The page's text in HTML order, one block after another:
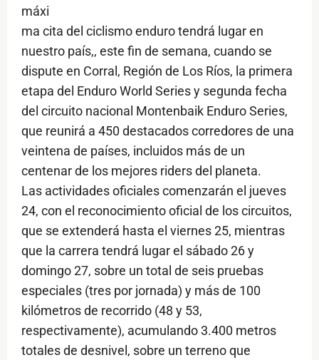
máxi
ma cita del ciclismo enduro tendrá lugar en
nuestro país,, este fin de semana, cuando se
dispute en Corral, Región de Los Ríos, la primera
etapa del Enduro World Series y segunda fecha
del circuito nacional Montenbaik Enduro Series,
que reunirá a 450 destacados corredores de una
veintena de países, incluidos más de un
centenar de los mejores riders del planeta.
Las actividades oficiales comenzarán el jueves
24, con el reconocimiento oficial de los circuitos,
que se extenderá hasta el viernes 25, mientras
que la carrera tendrá lugar el sábado 26 y
domingo 27, sobre un total de seis pruebas
especiales (tres por jornada) y más de 100
kilómetros de recorrido (48 y 53,
respectivamente), acumulando 3.400 metros
totales de desnivel, sobre un terreno que